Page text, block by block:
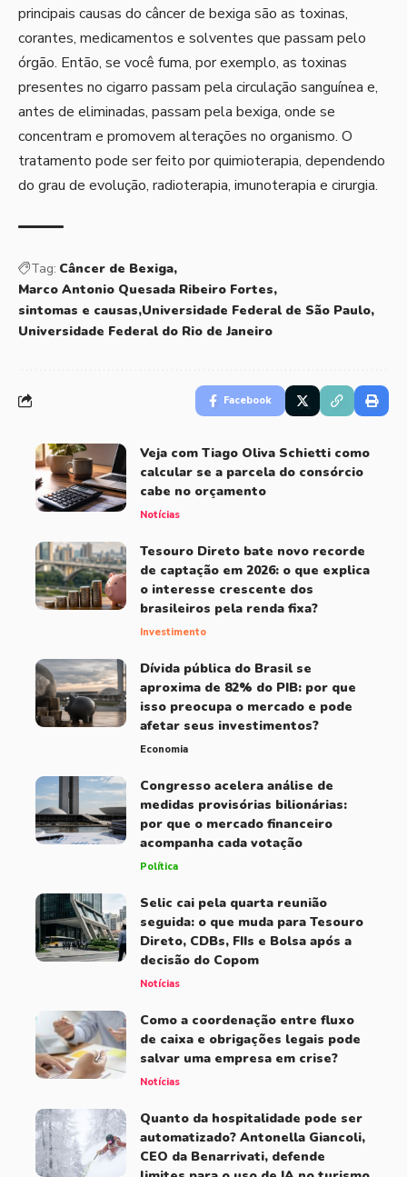
principais causas do câncer de bexiga são as toxinas,
corantes, medicamentos e solventes que passam pelo
órgão. Então, se você fuma, por exemplo, as toxinas
presentes no cigarro passam pela circulação sanguínea e,
antes de eliminadas, passam pela bexiga, onde se
concentram e promovem alterações no organismo. O
tratamento pode ser feito por quimioterapia, dependendo
do grau de evolução, radioterapia, imunoterapia e cirurgia.
Tag: Câncer de Bexiga
Marco Antonio Quesada Ribeiro Fortes
sintomas e causas Universidade Federal de São Paulo
Universidade Federal do Rio de Janeiro
Facebook
Veja com Tiago Oliva Schietti como
calcular se a parcela do consórcio
cabe no orçamento
Notícias
Tesouro Direto bate novo recorde
de captação em 2026: o que explica
o interesse crescente dos
brasileiros pela renda fixa?
Investimento
Dívida pública do Brasil se
aproxima de 82% do PIB: por que
isso preocupa o mercado e pode
afetar seus investimentos?
Economia
Congresso acelera análise de
medidas provisórias bilionárias:
por que o mercado financeiro
acompanha cada votação
Política
Selic cai pela quarta reunião
seguida: o que muda para Tesouro
Direto, CDBs, FIIs e Bolsa após a
decisão do Copom
Notícias
Como a coordenação entre fluxo
de caixa e obrigações legais pode
salvar uma empresa em crise?
Notícias
Quanto da hospitalidade pode ser
automatizado? Antonella Giancoli,
CEO da Benarrivati, defende